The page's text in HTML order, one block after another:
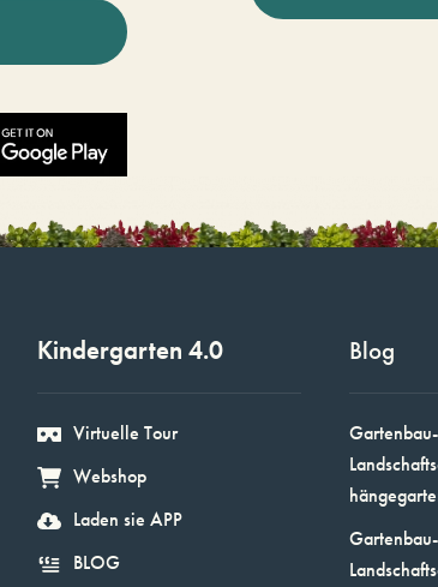
Kindergarten 4.0
Virtuelle Tour
Webshop
Laden sie APP
BLOG
Blog